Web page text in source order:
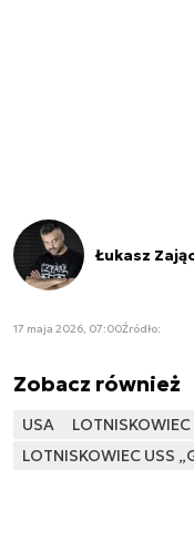
Łukasz
17 maja 2026, 07:00Źródło:
Zobacz również
USA
LOTNISKOWIEC
LOTNISKOWIEC USS